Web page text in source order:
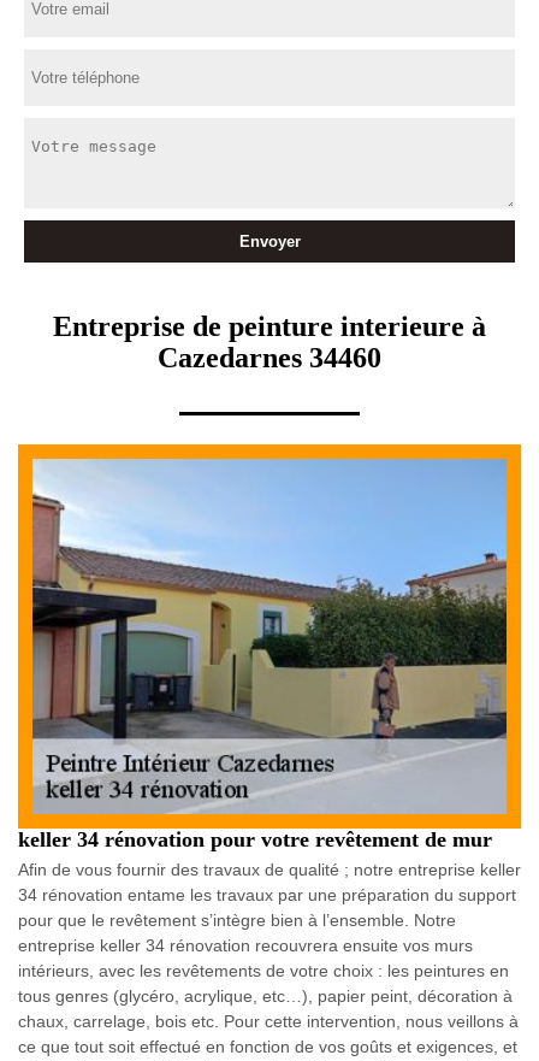
Entreprise de peinture interieure à
Cazedarnes 34460
keller 34 rénovation pour votre revêtement de mur
Afin de vous fournir des travaux de qualité ; notre entreprise keller
34 rénovation entame les travaux par une préparation du support
pour que le revêtement s’intègre bien à l’ensemble. Notre
entreprise keller 34 rénovation recouvrera ensuite vos murs
intérieurs, avec les revêtements de votre choix : les peintures en
tous genres (glycéro, acrylique, etc…), papier peint, décoration à
chaux, carrelage, bois etc. Pour cette intervention, nous veillons à
ce que tout soit effectué en fonction de vos goûts et exigences, et